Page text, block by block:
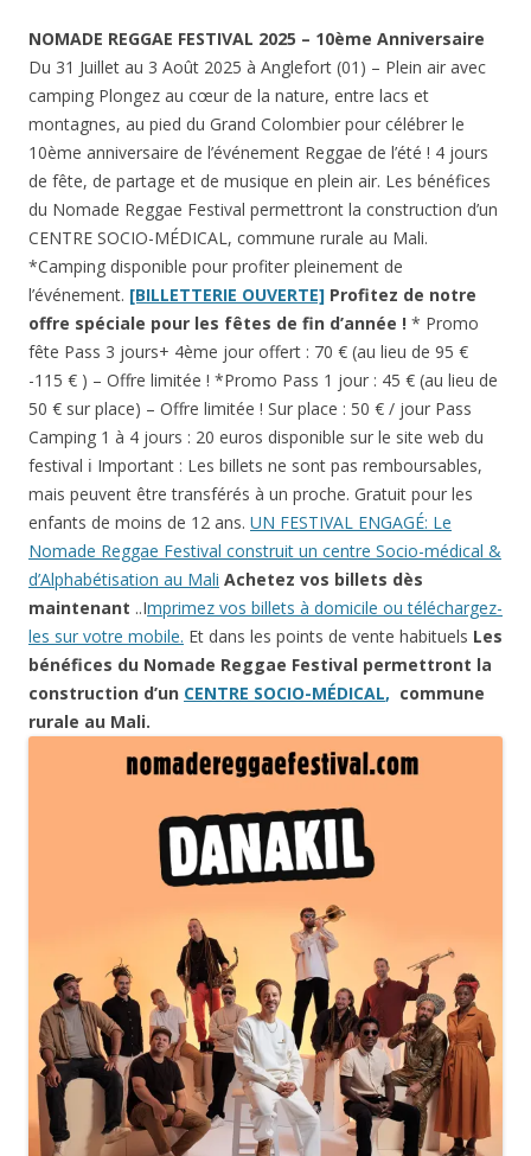
NOMADE REGGAE FESTIVAL 2025 – 10ème Anniversaire
Du 31 Juillet au 3 Août 2025 à Anglefort (01) – Plein air avec
camping Plongez au cœur de la nature, entre lacs et
montagnes, au pied du Grand Colombier pour célébrer le
10ème anniversaire de l’événement Reggae de l’été ! 4 jours
de fête, de partage et de musique en plein air. Les bénéfices
du Nomade Reggae Festival permettront la construction d’un
CENTRE SOCIO-MÉDICAL, commune rurale au Mali.
*Camping disponible pour profiter pleinement de
l’événement. [BILLETTERIE OUVERTE] Profitez de notre
offre spéciale pour les fêtes de fin d’année ! * Promo
fête Pass 3 jours+ 4ème jour offert : 70 € (au lieu de 95 €
-115 € ) – Offre limitée ! *Promo Pass 1 jour : 45 € (au lieu de
50 € sur place) – Offre limitée ! Sur place : 50 € / jour Pass
Camping 1 à 4 jours : 20 euros disponible sur le site web du
festival ℹ️ Important : Les billets ne sont pas remboursables,
mais peuvent être transférés à un proche. Gratuit pour les
enfants de moins de 12 ans. UN FESTIVAL ENGAGÉ: Le
Nomade Reggae Festival construit un centre Socio-médical &
d’Alphabétisation au Mali Achetez vos billets dès
maintenant ..Imprimez vos billets à domicile ou téléchargez-
les sur votre mobile. Et dans les points de vente habituels Les
bénéfices du Nomade Reggae Festival permettront la
construction d’un CENTRE SOCIO-MÉDICAL, commune
rurale au Mali.